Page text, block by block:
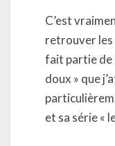
C’est
retrouver les
fait partie de
doux » que
et sa série «